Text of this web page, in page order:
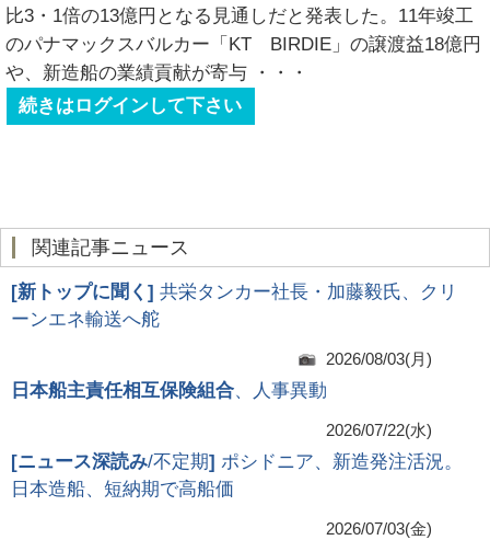
比3・1倍の13億円となる見通しだと発表した。11年竣工
のパナマックスバルカー「KT BIRDIE」の譲渡益18億円
や、新造船の業績貢献が寄与
・・・
続きはログインして下さい
関連記事ニュース
[新トップに聞く ] 共栄タンカー社長・加藤毅氏、クリ
ーンエネ輸送へ舵
2026/08/03(月)
日本船主責任相互保険組合、人事異動
2026/07/22(水)
[ニュース深読み/不定期] ポシドニア、新造発注活況。
日本造船、短納期で高船価
2026/07/03(金)